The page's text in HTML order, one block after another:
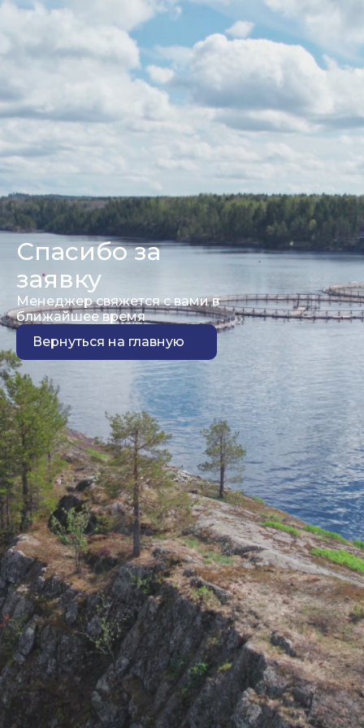
Спасибо за
заявку
Менеджер свяжется с вами в
ближайшее время
Вернуться на главную